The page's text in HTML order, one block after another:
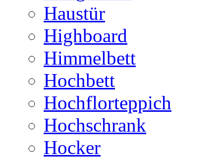
Haustür
Highboard
Himmelbett
Hochbett
Hochflorteppich
Hochschrank
Hocker